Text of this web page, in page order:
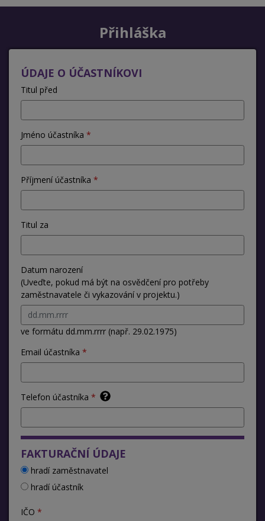
Přihláška
ÚDAJE O ÚČASTNÍKOVI
Titul před
Jméno účastníka
Příjmení účastníka
Titul za
Datum narození
(Uveďte, pokud má být na osvědčení pro potřeby
zaměstnavatele či vykazování v projektu.)
ve formátu dd.mm.rrrr (např. 29.02.1975)
Email účastníka
Telefon účastníka
FAKTURAČNÍ ÚDAJE
hradí zaměstnavatel
hradí účastník
IČO